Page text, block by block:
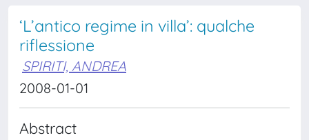
‘L’antico regime in villa’: qualche
riflessione
SPIRITI, ANDREA
2008-01-01
Abstract